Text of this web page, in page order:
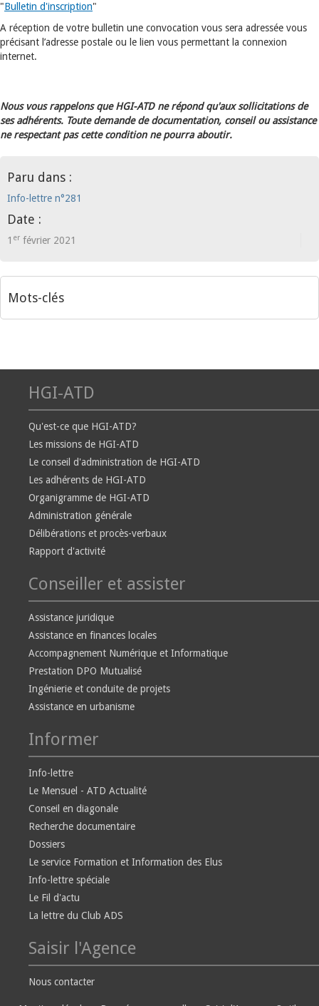
"Bulletin d'inscription"
A réception de votre bulletin une convocation vous sera adressée vous
précisant l’adresse postale ou le lien vous permettant la connexion
internet.
Nous vous rappelons que HGI-ATD ne répond qu'aux sollicitations de
ses adhérents. Toute demande de documentation, conseil ou assistance
ne respectant pas cette condition ne pourra aboutir.
Paru dans :
Info-lettre n°281
Date :
1 er février 2021
Mots-clés
HGI-ATD
Qu'est-ce que HGI-ATD?
Les missions de HGI-ATD
Le conseil d'administration de HGI-ATD
Les adhérents de HGI-ATD
Organigramme de HGI-ATD
Administration générale
Délibérations et procès-verbaux
Rapport d'activité
Conseiller et assister
Assistance juridique
Assistance en finances locales
Accompagnement Numérique et Informatique
Prestation DPO Mutualisé
Ingénierie et conduite de projets
Assistance en urbanisme
Informer
Info-lettre
Le Mensuel - ATD Actualité
Conseil en diagonale
Recherche documentaire
Dossiers
Le service Formation et Information des Elus
Info-lettre spéciale
Le Fil d'actu
La lettre du Club ADS
Saisir l'Agence
Nous contacter